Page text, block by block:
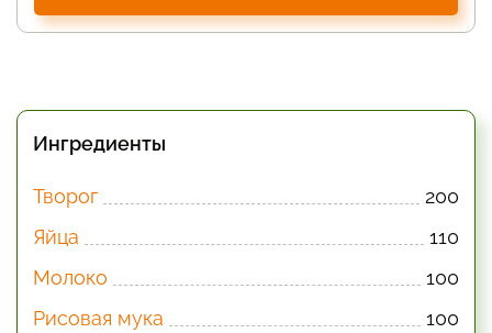
Ингредиенты
Творог
200
Яйца
110
Молоко
100
Рисовая мука
100